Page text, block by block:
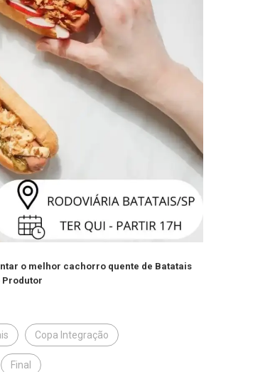
o melhor cachorro quente de Batatais
Produtor
Copa Integração
Final